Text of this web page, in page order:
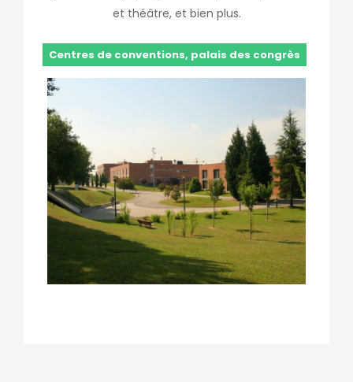
et théâtre, et bien plus.
Centres de conventions, palais des congrès